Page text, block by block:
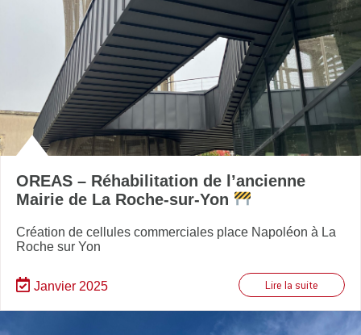
OREAS – Réhabilitation de l’ancienne
Mairie de La Roche-sur-Yon
Création de cellules commerciales place Napoléon à La
Roche sur Yon
Janvier 2025 Lire la suite